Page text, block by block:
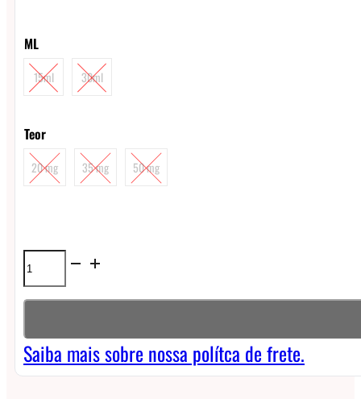
ML
15ml 30ml
Teor
20 mg 35 mg 50 mg
Líquido
Magna
NicSalt
-
Saiba mais sobre nossa polítca de frete.